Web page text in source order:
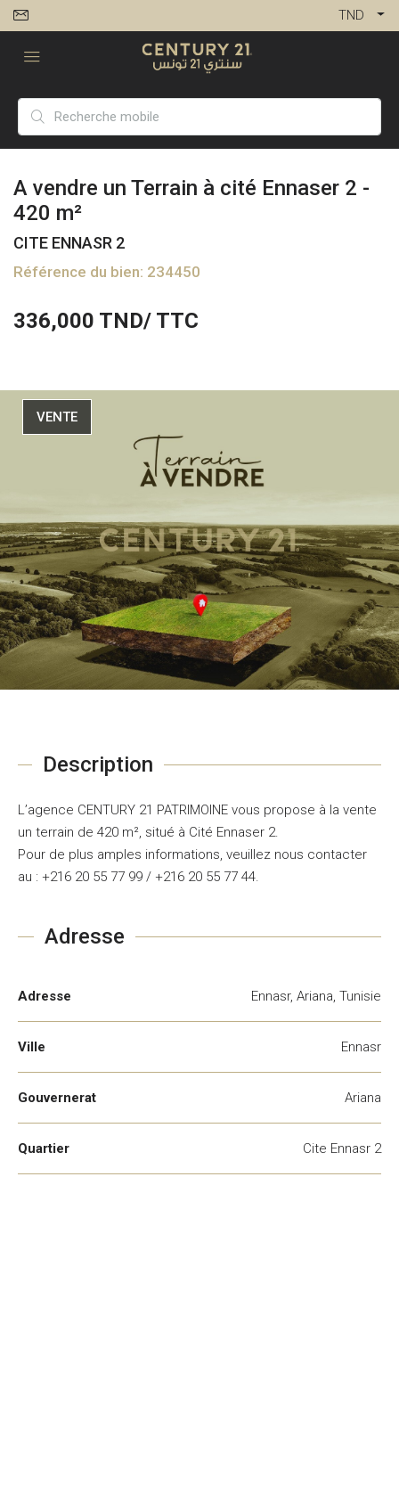
TND
A vendre un Terrain à cité Ennaser 2 -
420 m²
CITE ENNASR 2
Référence du bien: 234450
336,000 TND/ TTC
VENTE
Description
L’agence CENTURY 21 PATRIMOINE vous propose à la vente
un terrain de 420 m², situé à Cité Ennaser 2.
Pour de plus amples informations, veuillez nous contacter
au : +216 20 55 77 99 / +216 20 55 77 44.
Adresse
Adresse Ennasr, Ariana, Tunisie
Ville Ennasr
Gouvernerat Ariana
Quartier Cite Ennasr 2